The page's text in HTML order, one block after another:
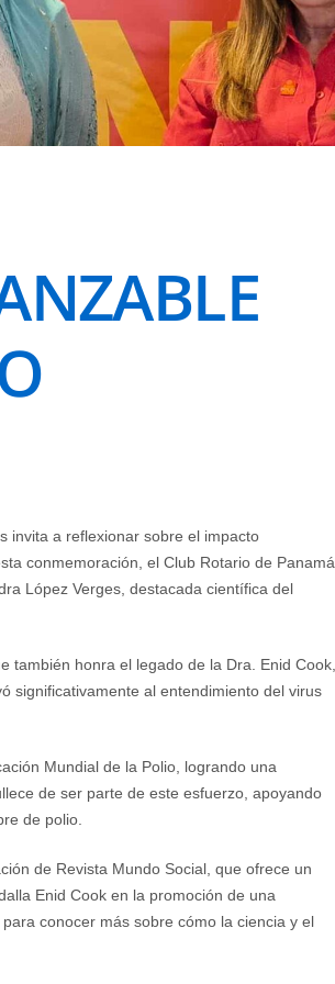
invita a reflexionar sobre el impacto
conmemoración, el Club Rotario de Panamá
López Verges, destacada científica del
también honra el legado de la Dra. Enid Cook,
significativamente al entendimiento del virus
Mundial de la Polio, logrando una
de ser parte de este esfuerzo, apoyando
de polio.
de Revista Mundo Social, que ofrece un
Enid Cook en la promoción de una
conocer más sobre cómo la ciencia y el